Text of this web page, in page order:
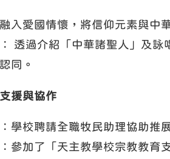
入愛國情懷，將信仰元素與中
透過介紹「中華諸聖人」及
同。
援與協作
學校聘請全職牧民助理協助推
參加了「天主教學校宗教教育